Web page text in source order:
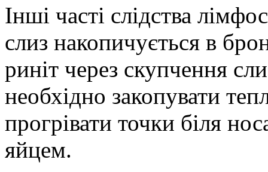
Інші часті слідства
слиз накопичується в
риніт через скупчення
необхідно закопувати
прогрівати точки біля
яйцем.